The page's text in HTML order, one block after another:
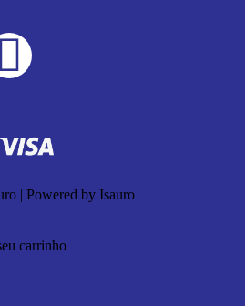
| Powered by Isauro
carrinho